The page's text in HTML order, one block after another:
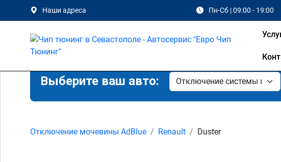
Наши адреса Пн-Сб | 09:00 - 19:00
Выберите ваш авто:
Отключение мочевины AdBlue Renault Duster